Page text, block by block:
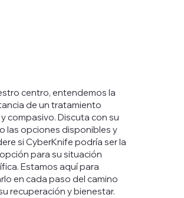
centro, entendemos la
de un tratamiento
compasivo. Discuta con su
las opciones disponibles y
si CyberKnife podría ser la
para su situación
Estamos aquí para
en cada paso del camino
recuperación y bienestar.